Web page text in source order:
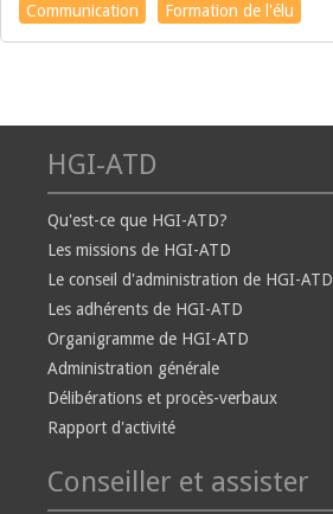
Communication Formation de l'élu
HGI-ATD
Qu'est-ce que HGI-ATD?
Les missions de HGI-ATD
Le conseil d'administration de HGI-ATD
Les adhérents de HGI-ATD
Organigramme de HGI-ATD
Administration générale
Délibérations et procès-verbaux
Rapport d'activité
Conseiller et assister